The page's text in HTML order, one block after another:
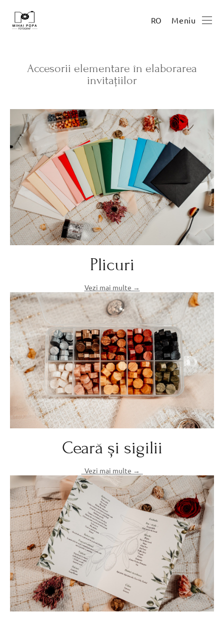
RO Meniu
Accesorii elementare în elaborarea
invitațiilor
Plicuri
Vezi mai multe →
Ceară și sigilii
Vezi mai multe →